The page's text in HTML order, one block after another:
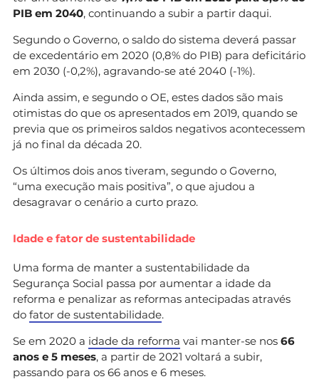
PIB em 2040, continuando a subir a partir daqui.
Segundo o Governo, o saldo do sistema deverá passar
de excedentário em 2020 (0,8% do PIB) para deficitário
em 2030 (-0,2%), agravando-se até 2040 (-1%).
Ainda assim, e segundo o OE, estes dados são mais
otimistas do que os apresentados em 2019, quando se
previa que os primeiros saldos negativos acontecessem
já no final da década 20.
Os últimos dois anos tiveram, segundo o Governo,
“uma execução mais positiva”, o que ajudou a
desagravar o cenário a curto prazo.
Idade e fator de sustentabilidade
Uma forma de manter a sustentabilidade da
Segurança Social passa por aumentar a idade da
reforma e penalizar as reformas antecipadas através
do fator de sustentabilidade.
Se em 2020 a idade da reforma vai manter-se nos 66
anos e 5 meses, a partir de 2021 voltará a subir,
passando para os 66 anos e 6 meses.